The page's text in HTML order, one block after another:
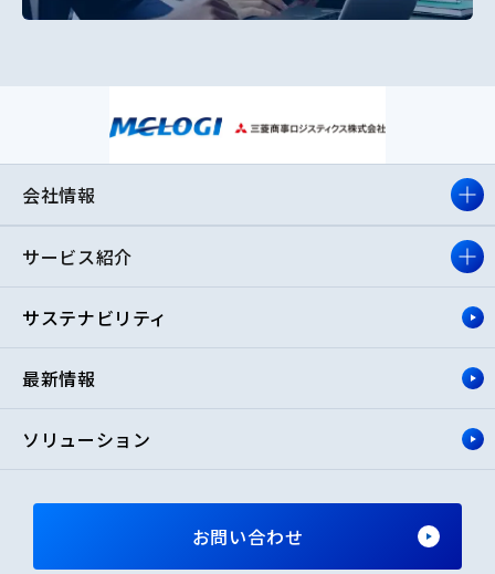
会社情報
サービス紹介
サステナビリティ
最新情報
ソリューション
お問い合わせ